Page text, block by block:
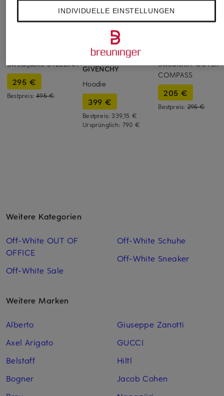
Sweatjacke STELLINA
295 €
Bestpreis:495 €
+Aktionsrabatt
GIVENCHY
Hoodie
399 €
Bestpreis:339,15 €
Ursprünglich: 790 €
Sweatshirt
COMPASS
205 €
Bestpreis:295 €
Weitere Kategorien
Off-White OUT OF
OFFICE
Off-White Sale
Off-White Schuhe
Off-White Sneaker
Weitere Marken
Alberto
Axel Arigato
Belstaff
Bogner
Giuseppe Zanotti
GUCCI
Hiltl
Jacob Cohen
INDIVIDUELLE EINSTELLUNGEN